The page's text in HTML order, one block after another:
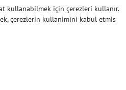
| e-Delux GmbH
kullanabilmek için çerezleri kullanır.
çerezlerin kullanìmìnì kabul etmis